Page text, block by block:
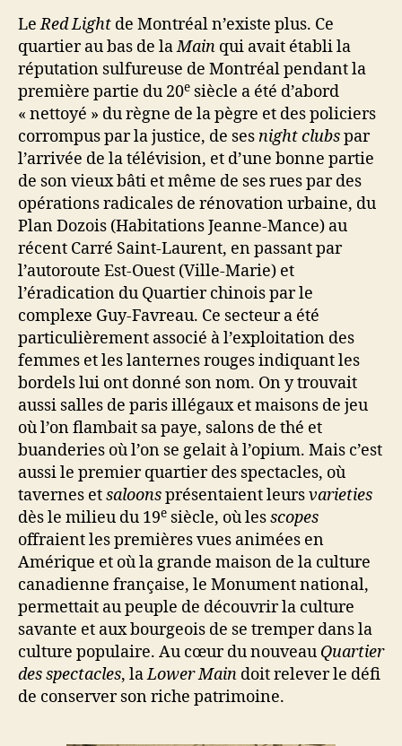
LeRed Light de Montréal n’existe plus. Ce
quartier au bas de laMain qui avait établi la
réputation sulfureuse de Montréal pendant la
première partie du 20e siècle a été d’abord
« nettoyé » du règne de la pègre et des policiers
corrompus par la justice, de sesnight clubspar
l’arrivée de la télévision, et d’une bonne partie
de son vieux bâti et même de ses rues par des
opérations radicales de rénovation urbaine, du
Plan Dozois (Habitations Jeanne-Mance) au
récent Carré Saint-Laurent, en passant par
l’autoroute Est-Ouest (Ville-Marie) et
l’éradication du Quartier chinois par le
complexe Guy-Favreau. Ce secteur a été
particulièrement associé à l’exploitation des
femmes et les lanternes rouges indiquant les
bordels lui ont donné son nom. On y trouvait
aussi salles de paris illégaux et maisons de jeu
où l’on flambait sa paye, salons de thé et
buanderies où l’on se gelait à l’opium. Mais c’est
aussi le premier quartier des spectacles, où
tavernes etsaloonsprésentaient leursvarieties
dès le milieu du 19e siècle, où lesscopes
offraient les premières vues animées en
Amérique et où la grande maison de la culture
canadienne française, le Monument national,
permettait au peuple de découvrir la culture
savante et aux bourgeois de se tremper dans la
culture populaire. Au cœur du nouveau Quartier
des spectacles, laLower Main doit relever le défi
de conserver son riche patrimoine.